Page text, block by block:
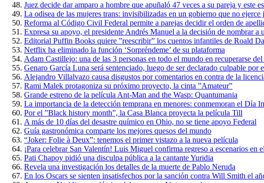
Juez decide dar amparo a hombre que apuñaló 47 veces a su pareja y este
La odisea de las mujeres trans: invisibilizadas en un gobierno que no ejerce
Reforma al Código Civil Federal permite a parejas decidir el orden de
Expresa su apoyo, el presidente Andrés Manuel a la decisión de nombrar
Editorial Puffin Books quiere ”reescribir” los cuentos infantiles de Roald
Netflix ha eliminado la función ‘Sorpréndeme’ de su plataforma
Adam Castillejo: una de las 3 personas en todo el mundo en recuperarse
Genaro García Luna será sentenciado, luego de ser declarado culpable por
Alejandro Villalvazo causa disgustos por comentarios en contra de la
Rami Malek protagoniza su próximo proyecto, la cinta ”Amateur”
Grande estreno de la película Ant-Man and the Wasp: Quantumania
La importancia de la detección temprana en menores: conmemoran el Día
Por el ”Black history month”, la Casa Blanca proyecta la película Till
A más de 10 días del desastre químico en Ohio, no se tiene apoyo Federal
Guía gastronómica comparte los mejores quesos del mundo
“Joker: Folie à Deux”: tenemos el primer vistazo a la nueva película
¡Para celebrar San Valentín! Luis Miguel confirma regreso a escenarios en
Pati Chapoy pidió una disculpa pública a la cantante Yuridia
Revela una investigación los detalles de la muerte de Pablo Neruda
En los Oscars se sienten insatisfechos por la sanción contra Will Smith el